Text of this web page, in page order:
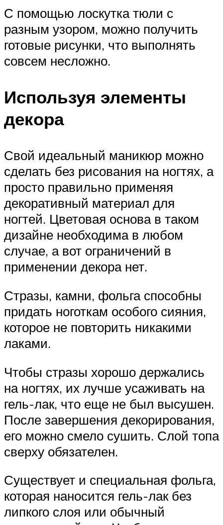
С помощью лоскутка тюли с
разным узором, можно получить
готовые рисунки, что выполнять
совсем несложно.
Используя элементы
декора
Свой идеальный маникюр можно
сделать без рисования на ногтях, а
просто правильно применяя
декоративный материал для
ногтей. Цветовая основа в таком
дизайне необходима в любом
случае, а вот ограничений в
применении декора нет.
Стразы, камни, фольга способны
придать ноготкам особого сияния,
которое не повторить никакими
лаками.
Чтобы стразы хорошо держались
на ногтях, их лучше усаживать на
гель-лак, что еще не был высушен.
После завершения декорирования,
его можно смело сушить. Слой топа
сверху обязателен.
Существует и специальная фольга,
которая наносится гель-лак без
липкого слоя или обычный